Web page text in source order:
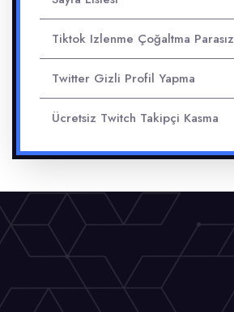
Tiktok Izlenme Çoğaltma Parasız
Twitter Gizli Profil Yapma
Ücretsiz Twitch Takipçi Kasma